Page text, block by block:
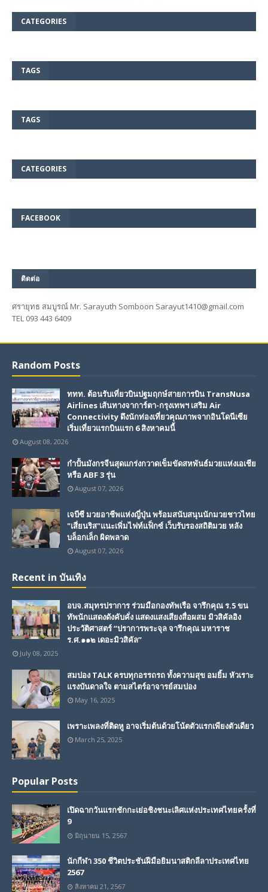
CATEGORIES
TAGS
TAGS
CATEGORIES
FACEBOOK
ติดต่อ
ศรายุทธ สมบูรณ์ Mr. Sarayuth Somboon Sarayut1410@gmail.com
TEL 093 443 6409
Random Posts
ททท. ต้อนรับเที่ยวบินปฐมฤกษ์สายการบิน TransNusa
Airlines เส้นทางจาการ์ตา-กรุงเทพฯ เสริม Air
Connectivity ดึงนักท่องเที่ยวคุณภาพจากอินโดนีเซีย
เริ่มเที่ยวแรกบินแรก 6 สิงหาคมนี้
August 08, 2026
กำปั้นมังกรจีนสุดแกร่งกวาดเข็มขัดสหพันธ์มวยแห่งเอเชีย
หรือ ABF 3 รุ่น
August 07, 2026
เจบีซี มวยอาชีพแห่งญี่ปุ่น พร้อมสนับสนุนนักมวยชาวไทย
"เสี่ยนริส"แนะเพิ่มไฟท์แฟ็กซ์ เว็บรับรองสถิติมวย หลัง
บล็อกเล็ก ผิดพลาด
August 07, 2026
Recent in บันเทิง
อบจ.สมุทรปราการ ร่วมมือกองทัพเรือ จารึกคุณ ร.5 ขน
ทัพนักแสดงดังคับคั่ง แสดงแสงเสียงสื่อผสม มิวสิคัลอิง
ประวัติศาสตร์ “ปราการพระจุล จารึกคุณ มหาราช
ร.ศ.๑๑๒ เดอะมิวสิคัล”
July 08, 2025
สมปอง TALK ครบทุกอรรถรถ ทั้งความสุข อมยิ้ม หัวเราะ
แรงบันดาลใจ ตามสไตร์อาจารย์สมปอง
May 16, 2025
เพราะเพลงที่ติดหู อาจเริ่มต้นด้วยโน้ตตัวแรกเพียงตัวเดียว
March 25, 2025
Popular Posts
เปิดฉากวันแรกชักกะเย่อชิงชนะเลิศแห่งประเทศไทยครั้งที่
9
มิถุนายน 15, 2567
นักกีฬา 350 ชีวิตประชันฝีมือยิมนาสติกลีลาประเทศไทย
2567
สิงหาคม 21, 2567